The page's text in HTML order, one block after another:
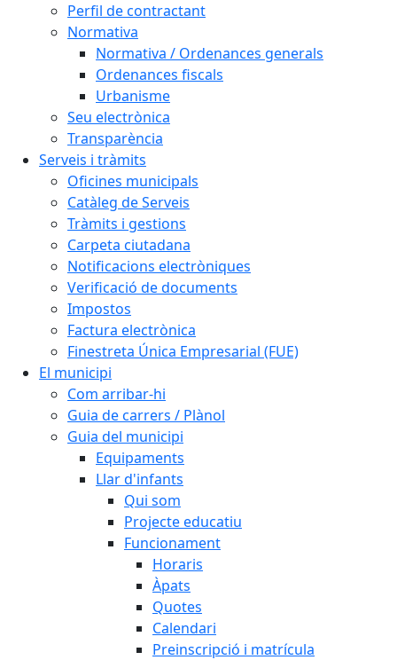
Perfil de contractant
Normativa
Normativa / Ordenances generals
Ordenances fiscals
Urbanisme
Seu electrònica
Transparència
Serveis i tràmits
Oficines municipals
Catàleg de Serveis
Tràmits i gestions
Carpeta ciutadana
Notificacions electròniques
Verificació de documents
Impostos
Factura electrònica
Finestreta Única Empresarial (FUE)
El municipi
Com arribar-hi
Guia de carrers / Plànol
Guia del municipi
Equipaments
Llar d'infants
Qui som
Projecte educatiu
Funcionament
Horaris
Àpats
Quotes
Calendari
Preinscripció i matrícula